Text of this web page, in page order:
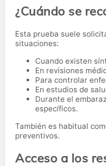
¿Cuándo se
Esta prueba suele
situaciones:
Cuando existen
En revisiones
Para controlar
En estudios de
Durante el
específicos.
También es habitual
preventivos.
Acceso a los